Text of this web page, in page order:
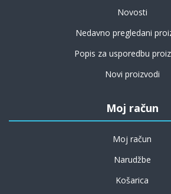
Novosti
Nedavno pregledani
Popis za usporedbu
Novi proizvodi
Moj račun
Moj račun
Narudžbe
Košarica